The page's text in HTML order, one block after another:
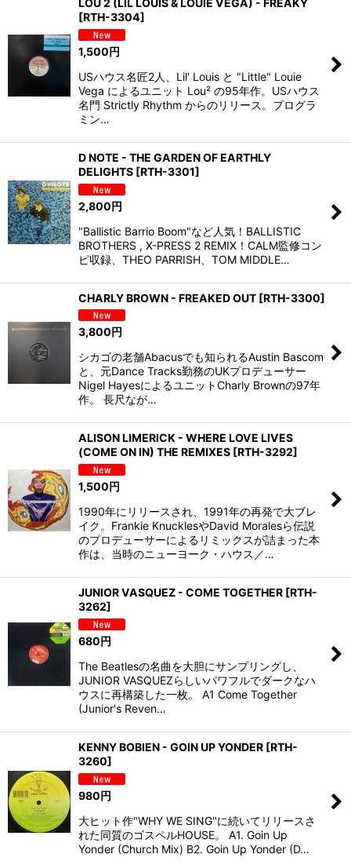
LOU 2 (LIL LOUIS & LOUIE VEGA) - FREAKY
[RTH-3304]
1,500円
USハウス名匠2人、Lil' Louis と "Little" Louie
Vega によるユニット Lou² の95年作。USハウス
名門 Strictly Rhythm からのリリース。プログラ
ミン…
D NOTE - THE GARDEN OF EARTHLY
DELIGHTS [RTH-3301]
2,800円
"Ballistic Barrio Boom"など人気！BALLISTIC
BROTHERS , X-PRESS 2 REMIX！CALM監修コン
ピ収録、THEO PARRISH、TOM MIDDLE…
CHARLY BROWN - FREAKED OUT [RTH-3300]
3,800 円
シカゴの老舗Abacusでも知られるAustin Bascom
と、元Dance Tracks勤務のUKプロデューサー
Nigel HayesによるユニットCharly Brownの97年
作。 長尺なが…
ALISON LIMERICK - WHERE LOVE LIVES
(COME ON IN) THE REMIXES [RTH-3292]
1,500円
1990年にリリースされ、1991年の再発で大ブレ
イク。Frankie KnucklesやDavid Moralesら伝説
のプロデューサーによるリミックスが詰まった本
作は、当時のニューヨーク・ハウス／…
JUNIOR VASQUEZ - COME TOGETHER [RTH-
3262]
680円
The Beatlesの名曲を大胆にサンプリングし、
JUNIOR VASQUEZらしいパワフルでダークなハ
ウスに再構築した一枚。 A1 Come Together
(Junior's Reven…
KENNY BOBIEN - GOIN UP YONDER [RTH-
3260]
980円
大ヒット作"WHY WE SING"に続いてリリースさ
れた同質のゴスペルHOUSE。 A1. Goin Up
Yonder (Church Mix) B2. Goin Up Yonder (D…